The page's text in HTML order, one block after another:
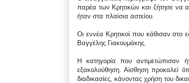
παρέα των Κρητικών και ζήτησε να
ήταν στα πλαίσια αστείου.
Οι εννέα Κρητικοί που κάθισαν στο
Βαγγέλης Γιακουμάκης.
Η κατηγορία που αντιμετώπισαν
εξακολούθηση. Αίσθηση προκαλεί
διαδικασίες, κάνοντας χρήση του